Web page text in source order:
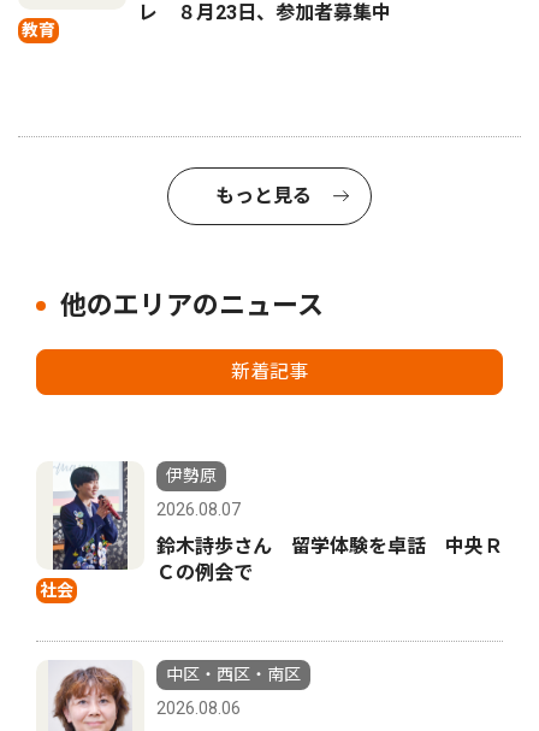
教育
レ ８月23日、参加者募集中
もっと見る
他のエリアのニュース
新着記事
社会
伊勢原
2026.08.07
鈴木詩歩さん 留学体験を卓話 中央Ｒ
Ｃの例会で
中区・西区・南区
2026.08.06